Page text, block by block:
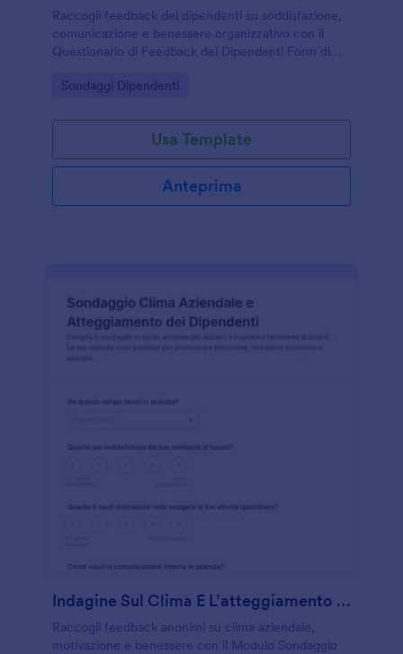
Raccogli feedback dei dipendenti su soddisfazione,
comunicazione e benessere organizzativo con il
Questionario di Feedback dei Dipendenti Form di
vogliono migliorare il clima interno.
Go to Category:
Sondaggi Dipendenti
Usa Template
Anteprima
Indagine Sul Clima E L’atteggiamento Dei Dipendenti Survey
Raccogli feedback anonimi su clima aziendale,
motivazione e benessere con il Modulo Sondaggio